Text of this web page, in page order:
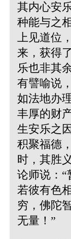
其内心安
种能与之
上见道位
来，获得
乐也非其
有譬喻说
如法地办
丰厚的财
生安乐之
积聚福德
时，其胜
论师说：“
若彼有色
穷，佛陀
无量！”